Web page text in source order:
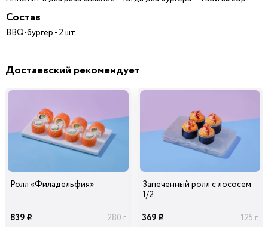
Состав
BBQ-бургер - 2 шт.
Достаевский рекомендует
Ролл «Филадельфия»
839 i 280 г
Запеченный ролл с лососем
1/2
369 i 125 г